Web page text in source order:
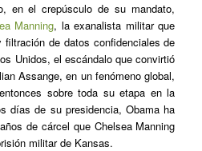
en el crepúsculo de su mandato,
Manning, la exanalista militar que
de datos confidenciales de
Unidos, el escándalo que convirtió
Assange, en un fenómeno global,
sobre toda su etapa en la
días de su presidencia, Obama ha
de cárcel que Chelsea Manning
militar de Kansas.